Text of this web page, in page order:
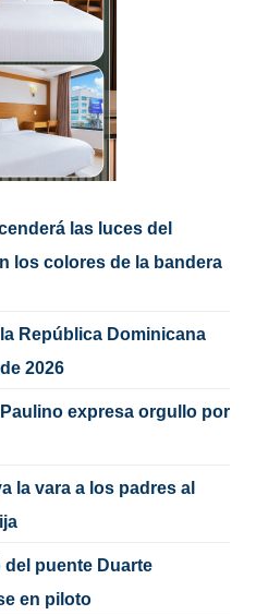
las luces del
los colores de la bandera
República Dominicana
2026
expresa orgullo por
la vara a los padres al
puente Duarte
en piloto